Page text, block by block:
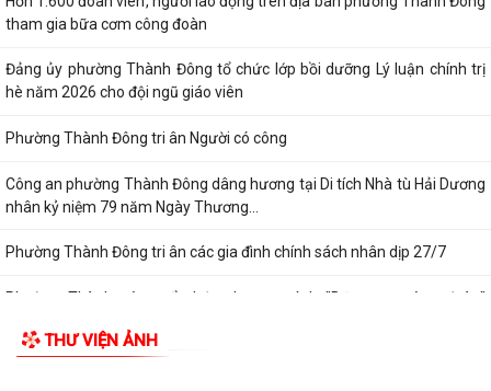
tham gia bữa cơm công đoàn
Đảng ủy phường Thành Đông tổ chức lớp bồi dưỡng Lý luận chính trị
hè năm 2026 cho đội ngũ giáo viên
Phường Thành Đông tri ân Người có công
Công an phường Thành Đông dâng hương tại Di tích Nhà tù Hải Dương
nhân kỷ niệm 79 năm Ngày Thương...
Phường Thành Đông tri ân các gia đình chính sách nhân dịp 27/7
Phường Thành Đông tổ chức chương trình "Bữa cơm công đoàn"
THƯ VIỆN ẢNH